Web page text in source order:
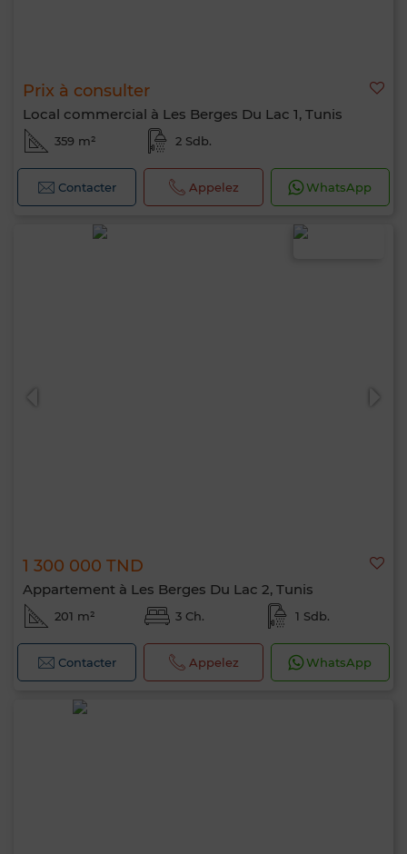
Prix à consulter
Local commercial à Les Berges Du Lac 1, Tunis
359 m² 2 Sdb.
Contacter Appelez WhatsApp
1 300 000 TND
Appartement à Les Berges Du Lac 2, Tunis
201 m² 3 Ch. 1 Sdb.
Contacter Appelez WhatsApp